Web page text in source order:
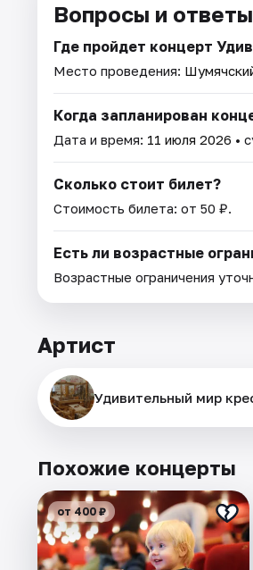
Вопросы и ответы
Где пройдет концерт
Место проведения:
Когда запланирован
Дата и время: 11 июля 2026 •
Сколько стоит билет?
Стоимость билета: от 50 ₽.
Есть ли возрастные
Возрастные ограничения
Артист
Удивительный мир
Похожие концерты
от 400 ₽